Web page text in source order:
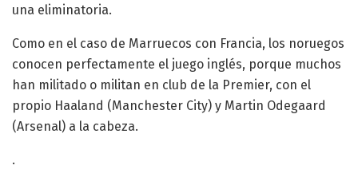
una eliminatoria.
Como en el caso de Marruecos con Francia, los noruegos
conocen perfectamente el juego inglés, porque muchos
han militado o militan en club de la Premier, con el
propio Haaland (Manchester City) y Martin Odegaard
(Arsenal) a la cabeza.
.